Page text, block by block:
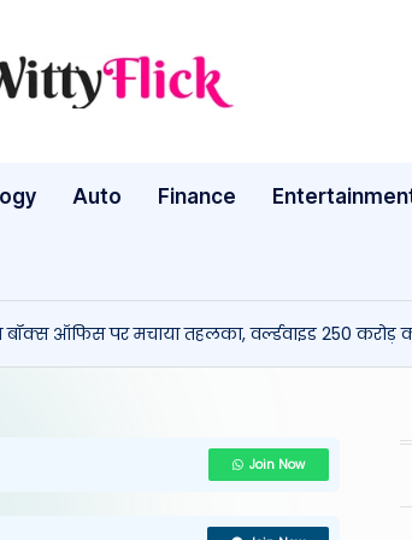
W
ty
ic
k:
WittyFlick:
Tech
Around
Auto Finance
ऑफिस पर मचाया तहलका, वर्ल्डवाइड 250 करोड़
Join Now